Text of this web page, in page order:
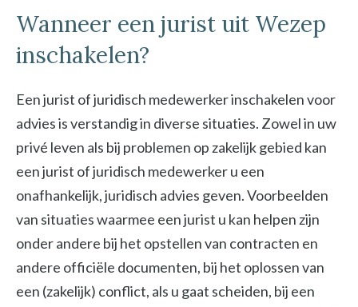
Wanneer een jurist uit Wezep
inschakelen?
Een jurist of juridisch medewerker inschakelen voor
advies is verstandig in diverse situaties. Zowel in uw
privé leven als bij problemen op zakelijk gebied kan
een jurist of juridisch medewerker u een
onafhankelijk, juridisch advies geven. Voorbeelden
van situaties waarmee een jurist u kan helpen zijn
onder andere bij het opstellen van contracten en
andere officiële documenten, bij het oplossen van
een (zakelijk) conflict, als u gaat scheiden, bij een